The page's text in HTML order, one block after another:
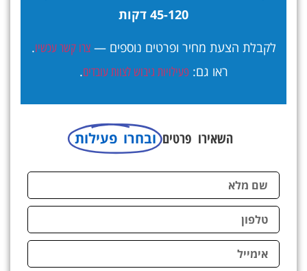
45-120 דקות
לקבלת הצעת מחיר ופרטים נוספים —צרו קשר עכשיו.
ראו גם:פעילויות גיבוש לצוות עובדים.
השאירו פרטים ובחרו פעילות